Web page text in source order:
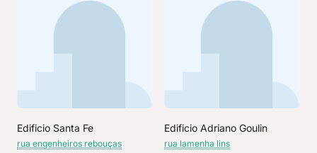
Edificio Santa Fe
rua engenheiros rebouças
Edificio Adriano Goulin
rua lamenha lins